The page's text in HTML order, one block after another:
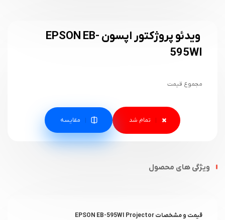
ویدئو پروژکتور اپسون EPSON EB-
595WI
مجموع قیمت
مقایسه
ویژگی های محصول
قیمت و مشخصات EPSON EB-595WI Projector